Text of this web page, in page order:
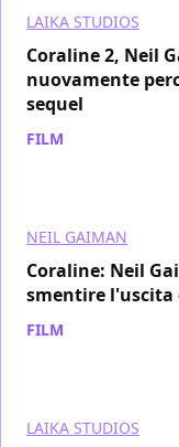
LAIKA STUDIOS
Coraline 2, Neil
nuovamente
sequel
FILM
NEIL GAIMAN
Coraline: Neil
smentire l'uscita
FILM
LAIKA STUDIOS